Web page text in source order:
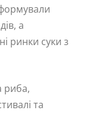
а
ринки суки з
риба,
та